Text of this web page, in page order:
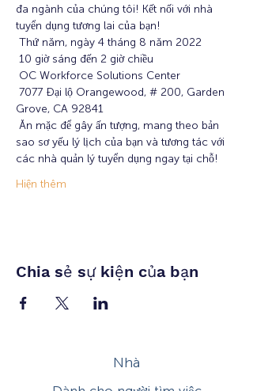
đa ngành của chúng tôi! Kết nối với nhà
tuyển dụng tương lai của bạn!
Thứ năm, ngày 4 tháng 8 năm 2022
10 giờ sáng đến 2 giờ chiều
OC Workforce Solutions Center
Grove, CA 92841
sao sơ yếu lý lịch của bạn và tương tác với
các nhà quản lý tuyển dụng ngay tại chỗ!
Hiện thêm
Chia sẻ sự kiện của bạn
Nhà